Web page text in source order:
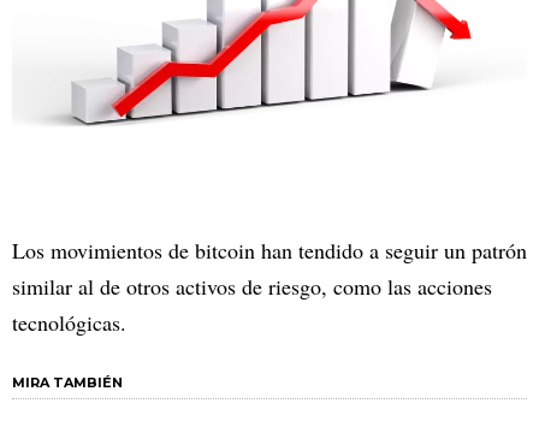
Los movimientos de bitcoin han tendido a seguir un patrón
similar al de otros activos de riesgo, como las acciones
tecnológicas.
MIRA TAMBIÉN